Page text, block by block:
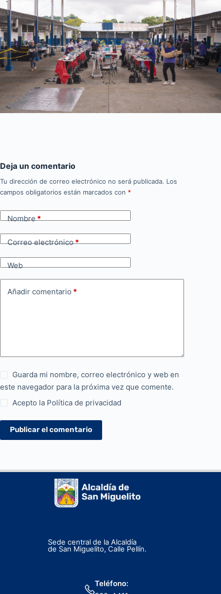
Deja un comentario
Tu dirección de correo electrónico no será publicada. Los
campos obligatorios están marcados con *
Nombre*
Correo electrónico*
Web
Añadir comentario *
Guarda mi nombre, correo electrónico y web en
este navegador para la próxima vez que comente.
Acepto la Política de privacidad
Publicar el comentario
Sede central de la Alcaldía
de San Miguelito, Calle Pellín.
Teléfono: